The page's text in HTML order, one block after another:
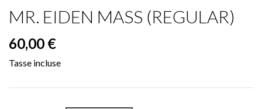
MR. EIDEN MASS (REGULAR)
60,00 €
Tasse incluse